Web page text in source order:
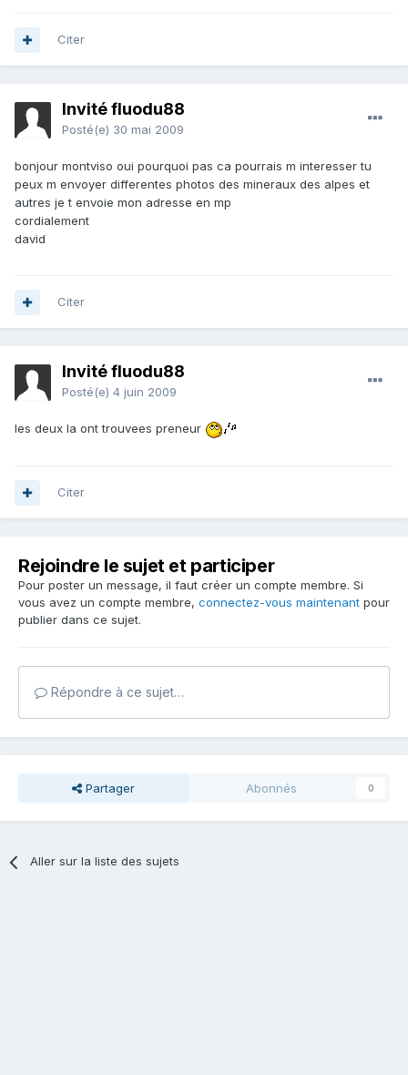
Citer
Invité fluodu88
Posté(e) 30 mai 2009
bonjour montviso oui pourquoi pas ca pourrais m interesser tu
peux m envoyer differentes photos des mineraux des alpes et
autres je t envoie mon adresse en mp
cordialement
david
Citer
Invité fluodu88
Posté(e) 4 juin 2009
les deux la ont trouvees preneur
Citer
Rejoindre le sujet et participer
Pour poster un message, il faut créer un compte membre. Si
vous avez un compte membre, connectez-vous maintenant pour
publier dans ce sujet.
Répondre à ce sujet…
Partager Abonnés 0
Aller sur la liste des sujets